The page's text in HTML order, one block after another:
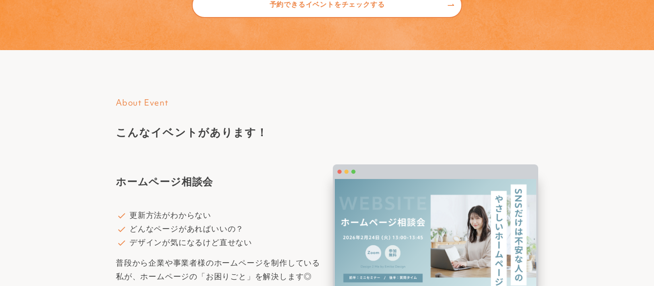
予約できるイベントをチェックする
About Event
こんなイベントがあります！
ホームページ相談会
更新方法がわからない
どんなページがあればいいの？
デザインが気になるけど直せない
普段から企業や事業者様のホームページを制作している
私が、ホームページの「お困りごと」を解決します◎